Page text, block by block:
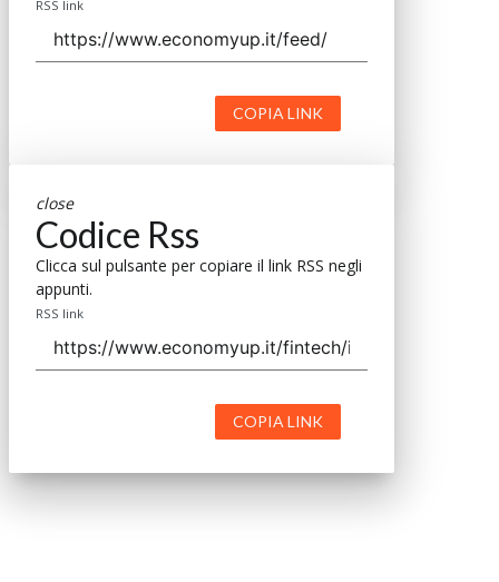
RSS link
COPIA LINK
close
Codice Rss
Clicca sul pulsante per copiare il link RSS negli
appunti.
RSS link
COPIA LINK